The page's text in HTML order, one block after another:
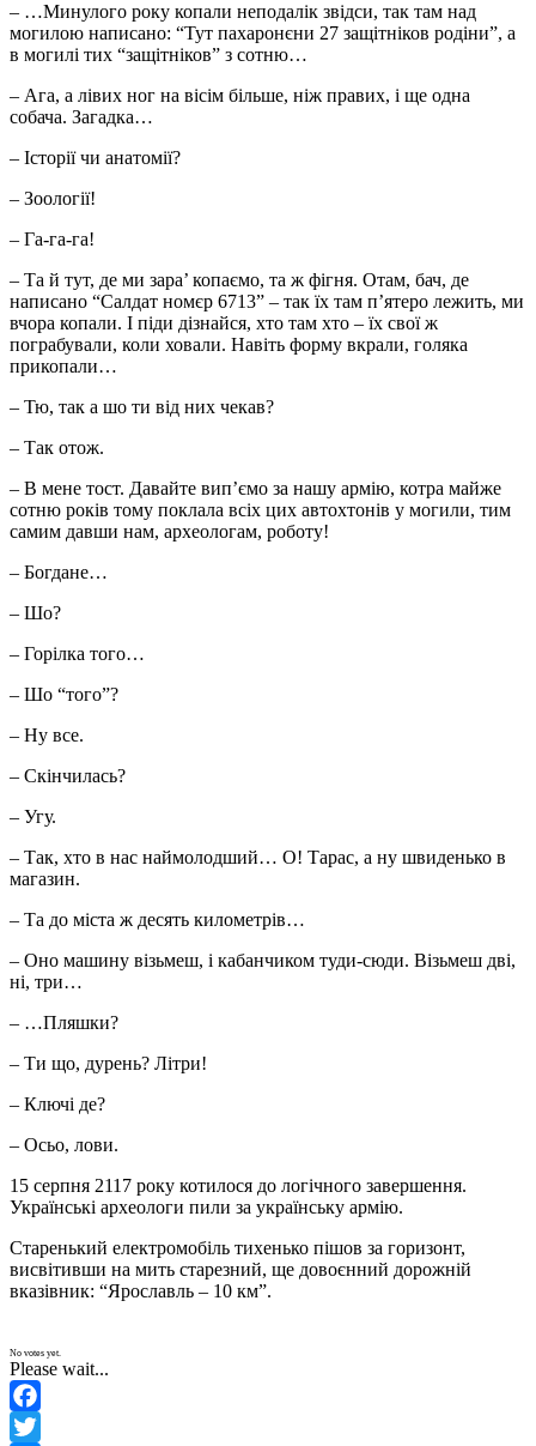
– …Минулого року копали неподалік звідси, так там над
могилою написано: “Тут пахаронєни 27 защітніков родіни”, а
в могилі тих “защітніков” з сотню…
– Ага, а лівих ног на вісім більше, ніж правих, і ще одна
собача. Загадка…
– Історії чи анатомії?
– Зоології!
– Га-га-га!
– Та й тут, де ми зара’ копаємо, та ж фігня. Отам, бач, де
написано “Салдат номєр 6713” – так їх там п’ятеро лежить, ми
вчора копали. І піди дізнайся, хто там хто – їх свої ж
пограбували, коли ховали. Навіть форму вкрали, голяка
прикопали…
– Тю, так а шо ти від них чекав?
– Так отож.
– В мене тост. Давайте вип’ємо за нашу армію, котра майже
сотню років тому поклала всіх цих автохтонів у могили, тим
самим давши нам, археологам, роботу!
– Богдане…
– Шо?
– Горілка того…
– Шо “того”?
– Ну все.
– Скінчилась?
– Угу.
– Так, хто в нас наймолодший… О! Тарас, а ну швиденько в
магазин.
– Та до міста ж десять километрів…
– Оно машину візьмеш, і кабанчиком туди-сюди. Візьмеш дві,
ні, три…
– …Пляшки?
– Ти що, дурень? Літри!
– Ключі де?
– Осьо, лови.
15 серпня 2117 року котилося до логічного завершення.
Українські археологи пили за українську армію.
Старенький електромобіль тихенько пішов за горизонт,
висвітивши на мить старезний, ще довоєнний дорожній
вказівник: “Ярославль – 10 км”.
No votes yet.
Please wait...
Facebook